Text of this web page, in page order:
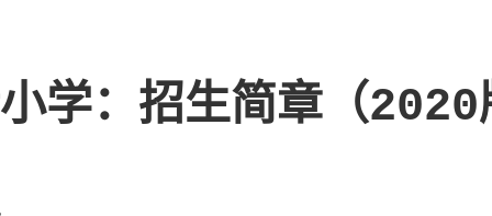
学：招生简章（2020